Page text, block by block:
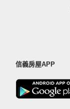
信義房屋APP